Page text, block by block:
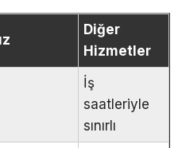
Diğer
Hizmetler
İş
saatleriyle
sınırlı